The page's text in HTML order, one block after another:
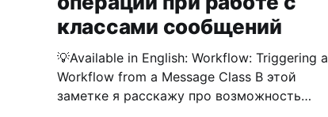
классами сообщений
💡Available in English: Workflow: Triggering a
Workflow from a Message Class В этой
заметке я расскажу про возможность